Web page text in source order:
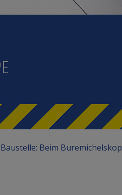
Beim